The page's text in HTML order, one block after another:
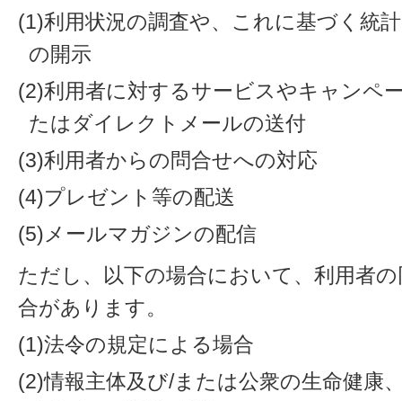
(1)利用状況の調査や、これに基づく統
の開示
(2)利用者に対するサービスやキャンペ
たはダイレクトメールの送付
(3)利用者からの問合せへの対応
(4)プレゼント等の配送
(5)メールマガジンの配信
ただし、以下の場合において、利用者
合があります。
(1)法令の規定による場合
(2)情報主体及び/または公衆の生命健康